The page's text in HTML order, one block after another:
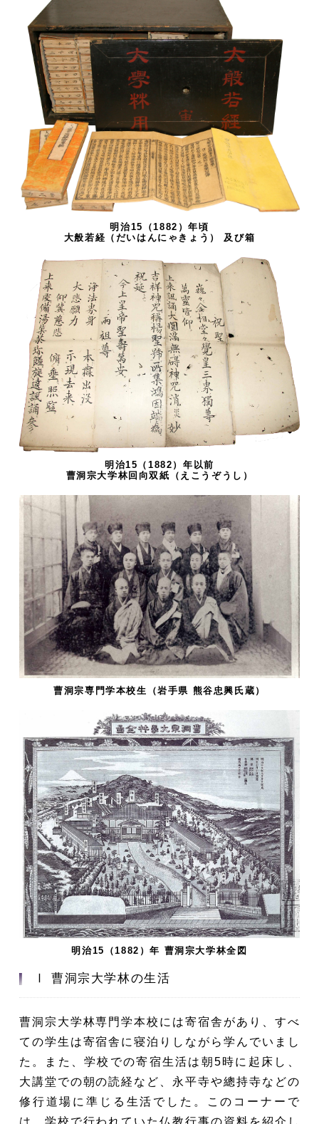
明治15（1882）年頃
大般若経（だいはんにゃきょう） 及び箱
明治15（1882）年以前
曹洞宗大学林回向双紙（えこうぞうし）
曹洞宗専門学本校生（岩手県 熊谷忠興氏蔵）
明治15（1882）年 曹洞宗大学林全図
Ⅰ 曹洞宗大学林の生活
曹洞宗大学林専門学本校には寄宿舎があり、すべ
ての学生は寄宿舎に寝泊りしながら学んでいまし
た。また、学校での寄宿生活は朝5時に起床し、
大講堂での朝の読経など、永平寺や總持寺などの
修行道場に準じる生活でした。このコーナーで